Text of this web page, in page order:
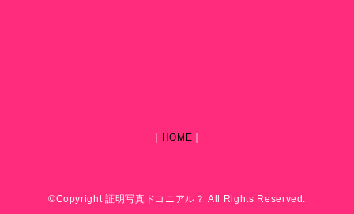
HOME
©Copyright 証明写真ドコニアル？ All Rights Reserved.